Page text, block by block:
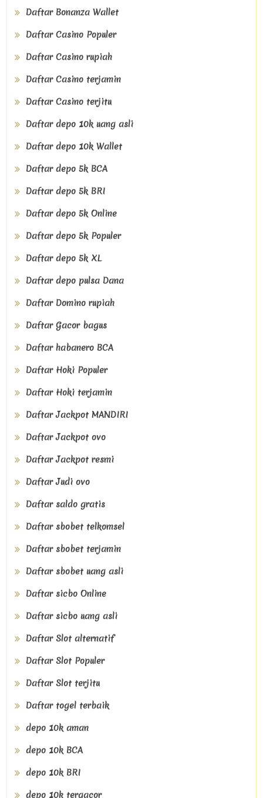
Daftar Bonanza Wallet
Daftar Casino Populer
Daftar Casino rupiah
Daftar Casino terjamin
Daftar Casino terjitu
Daftar depo 10k uang asli
Daftar depo 10k Wallet
Daftar depo 5k BCA
Daftar depo 5k BRI
Daftar depo 5k Online
Daftar depo 5k Populer
Daftar depo 5k XL
Daftar depo pulsa Dana
Daftar Domino rupiah
Daftar Gacor bagus
Daftar habanero BCA
Daftar Hoki Populer
Daftar Hoki terjamin
Daftar Jackpot MANDIRI
Daftar Jackpot ovo
Daftar Jackpot resmi
Daftar Judi ovo
Daftar saldo gratis
Daftar sbobet telkomsel
Daftar sbobet terjamin
Daftar sbobet uang asli
Daftar sicbo Online
Daftar sicbo uang asli
Daftar Slot alternatif
Daftar Slot Populer
Daftar Slot terjitu
Daftar togel terbaik
depo 10k aman
depo 10k BCA
depo 10k BRI
depo 10k tergacor